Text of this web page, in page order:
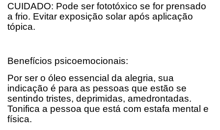
CUIDADO: Pode ser fototóxico se for prensado
a frio. Evitar exposição solar após aplicação
tópica.
Benefícios psicoemocionais:
Por ser o óleo essencial da alegria, sua
indicação é para as pessoas que estão se
sentindo tristes, deprimidas, amedrontadas.
Tonifica a pessoa que está com estafa mental e
física.